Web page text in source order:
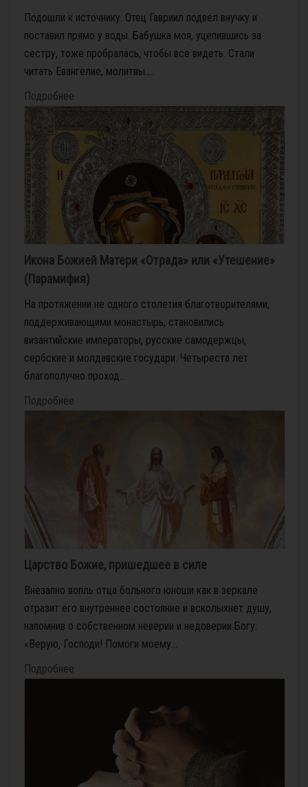
Подошли к источнику. Отец Гавриил подвел внучку и
поставил прямо у воды. Бабушка моя, уцепившись за
сестру, тоже пробралась, чтобы все видеть. Стали
читать Евангелие, молитвы....
Подробнее
Икона Божией Матери «Отрада» или «Утешение»
(Парамифия)
На протяжении не одного столетия благотворителями,
поддерживающими монастырь, становились
византийские императоры, русские самодержцы,
сербские и молдавские государи. Четыреста лет
благополучно проход...
Подробнее
Царство Божие, пришедшее в силе
Внезапно вопль отца больного юноши как в зеркале
отразит его внутреннее состояние и всколыхнет душу,
напомнив о собственном неверии и недоверии Богу:
«Верую, Господи! Помоги моему...
Подробнее